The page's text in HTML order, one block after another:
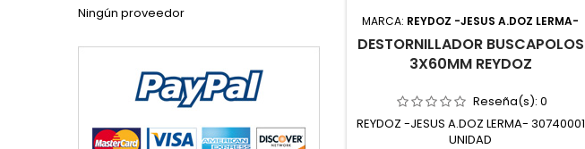
Ningún proveedor MARCA: REYDOZ -JESUS A.DOZ LERMA-
DESTORNILLADOR BUSCAPOLOS
3X60MM REYDOZ
Reseña(s):0
REYDOZ -JESUS A.DOZ LERMA- 30740001
UNIDAD